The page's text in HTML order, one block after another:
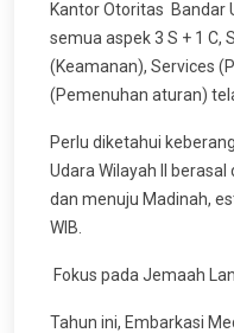
Kantor Otoritas Bandar
semua aspek 3 S + 1
(Keamanan), Services
(Pemenuhan aturan)
Perlu diketahui
Udara Wilayah II
dan menuju Madinah,
WIB.
Fokus pada Jemaah
Tahun ini, Embarkasi